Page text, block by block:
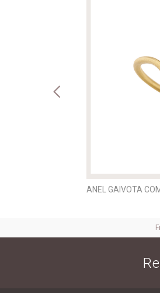
ANEL GAIVOTA